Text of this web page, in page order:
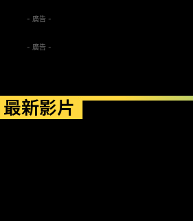
- 廣告 -
- 廣告 -
最新影片